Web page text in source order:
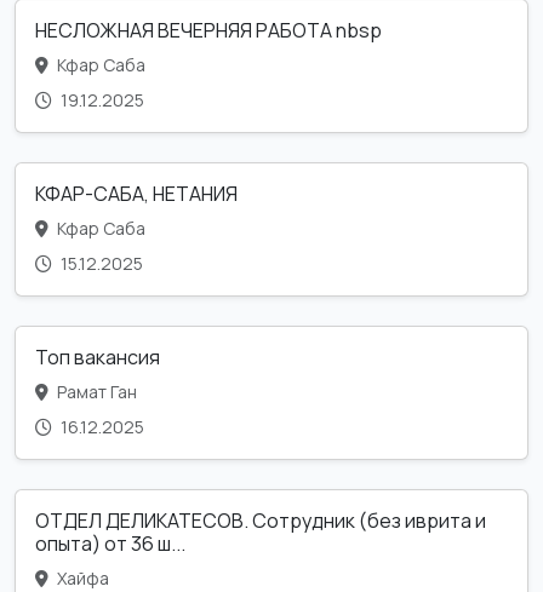
НЕСЛОЖНАЯ ВЕЧЕРНЯЯ РАБОТА nbsp
Кфар Саба
19.12.2025
КФАР-САБА, НЕТАНИЯ
Кфар Саба
15.12.2025
Топ вакансия
Рамат Ган
16.12.2025
ОТДЕЛ ДЕЛИКАТЕСОВ. Сотрудник (без иврита и
опыта) от 36 ш...
Хайфа